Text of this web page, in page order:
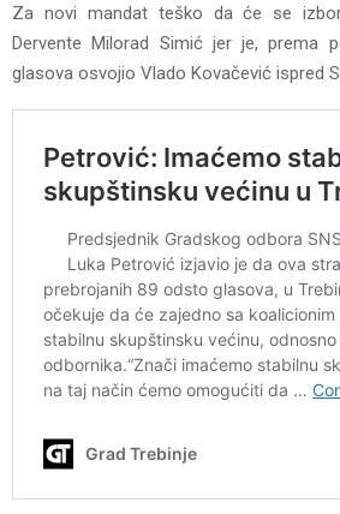
Za novi mandat teško da će se
Dervente Milorad Simić jer je, prema
glasova osvojio Vlado Kovačević ispred